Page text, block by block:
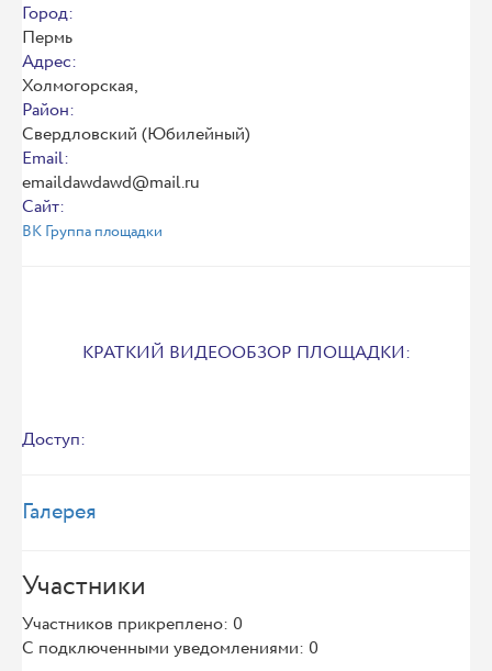
Город:
Пермь
Адрес:
Холмогорская,
Район:
Свердловский (Юбилейный)
Email:
emaildawdawd@mail.ru
Сайт:
ВК Группа площадки
КРАТКИЙ ВИДЕООБЗОР ПЛОЩАДКИ:
Доступ:
Галерея
Участники
Участников прикреплено: 0
С подключенными уведомлениями: 0